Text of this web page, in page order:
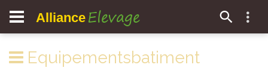
Alliance Elevage
Equipementsbatiment